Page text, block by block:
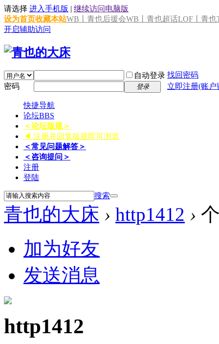
请选择 进入手机版 | 继续访问电脑版
设为首页收藏本站WB丨青也后援会WB丨青也超话LOF丨青也
开启辅助访问
自动登录 找回密码
密码
登录 立即注册(账
快捷导航
论坛BBS
＜论坛版规＞
◀ 注册并回复版规即可浏览
＜常见问题解答＞
＜咨询提问＞
注册
登陆
搜索
青也的大床 › http1412 ›
加为好友
发送消息
http1412